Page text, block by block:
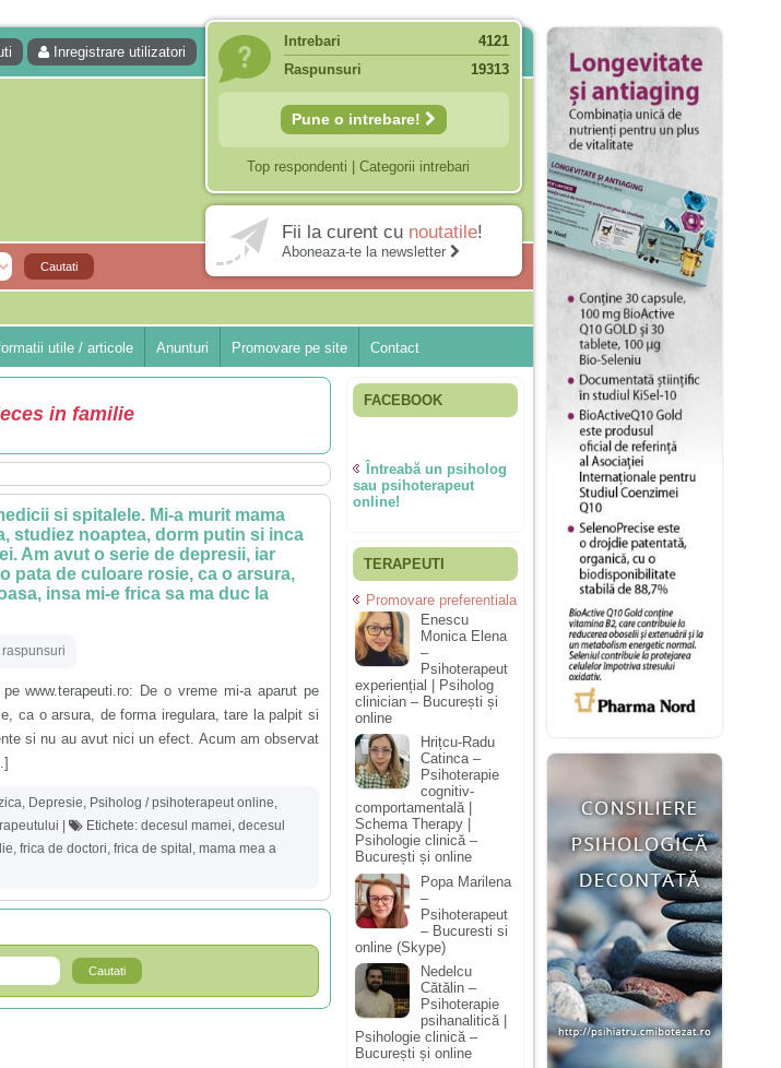
Inregistrare utilizatori
Intrebari
4121
Raspunsuri
19313
Pune o intrebare!
Top respondenti Categorii intrebari
Fii la curent cu noutatile!
Aboneaza-te la newsletter
utile / articole Anunturi Promovare pe site Contact
in familie
si spitalele. Mi-a murit mama
studiez noaptea, dorm putin si inca
Am avut o serie de depresii, iar
pata de culoare rosie, ca o arsura,
insa mi-e frica sa ma duc la
raspunsuri
www.terapeuti.ro: De o vreme mi-a aparut pe
ca o arsura, de forma iregulara, tare la palpit si
si nu au avut nici un efect. Acum am observat
Depresie Psiholog / psihoterapeut online
| Etichete: decesul mamei decesul
frica de doctori frica de spital mama mea a
FACEBOOK
Întreabă un psiholog
sau psihoterapeut
online!
TERAPEUTI
Promovare preferentiala
Enescu
Monica Elena
–
Psihoterapeut
experiențial | Psiholog
clinician – București și
online
Hrițcu-Radu
Catinca –
Psihoterapie
cognitiv-
comportamentală |
Schema Therapy |
Psihologie clinică –
București și online
Popa Marilena
–
Psihoterapeut
– Bucuresti si
online (Skype)
Nedelcu
Cătălin –
Psihoterapie
psihanalitică |
Psihologie clinică –
București și online